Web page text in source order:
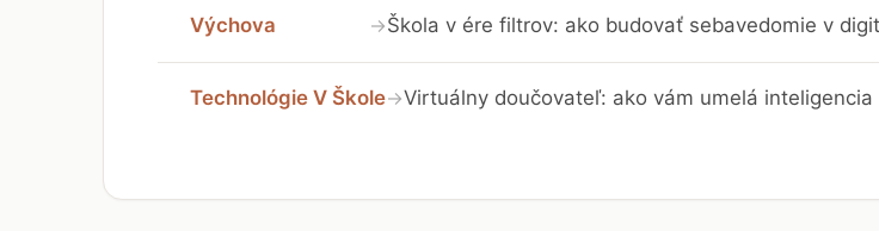
Výchova →Škola v ére filtrov: ako budovať sebavedomie v
Technológie V Škole→Virtuálny doučovateľ: ako vám umelá